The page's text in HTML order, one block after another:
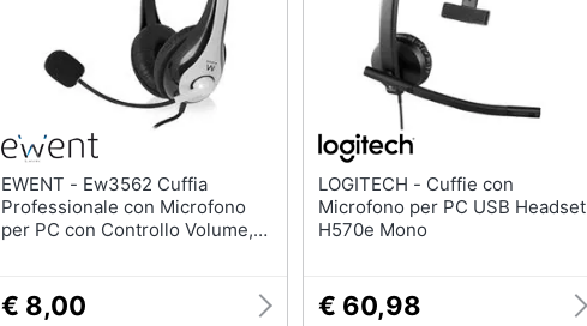
EWENT - Ew3562 Cuffia
Professionale con Microfono
per PC con Controllo Volume,
Auricolari Imbottiti, Cavo 2 m
€ 8,00
LOGITECH - Cuffie con
Microfono per PC USB Headset
H570e Mono
€ 60,98